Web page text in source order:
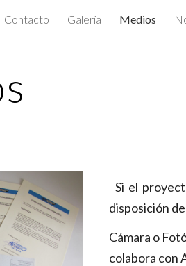
Skip to navigation
Contacto Galería Medios
Si el
disposición
Cámara o
colabora con